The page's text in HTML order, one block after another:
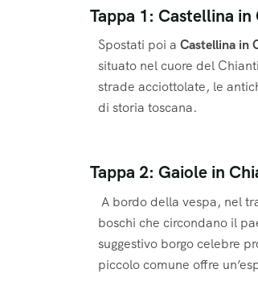
Tappa 1: Castellina in
Spostati poi a Castellina in
situato nel cuore del
strade acciottolate, le
di storia toscana.
Tappa 2: Gaiole in
A bordo della vespa, nel
boschi che circondano il
suggestivo borgo celebre
piccolo comune offre